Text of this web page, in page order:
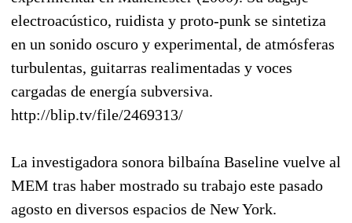
electroacústico, ruidista y proto-punk se sintetiza
en un sonido oscuro y experimental, de atmósferas
turbulentas, guitarras realimentadas y voces
cargadas de energía subversiva.
http://blip.tv/file/2469313/
La investigadora sonora bilbaína Baseline vuelve al
MEM tras haber mostrado su trabajo este pasado
agosto en diversos espacios de New York.